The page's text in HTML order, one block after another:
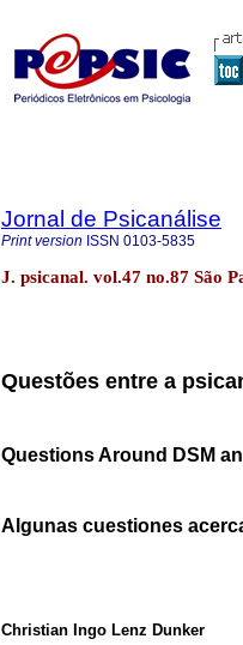
Jornal de Psicanálise
Print version ISSN 0103-5835
J. psicanal. vol.47 no.87 São
Questões entre a
Questions Around DSM
Algunas cuestiones
Christian Ingo Lenz Dunker